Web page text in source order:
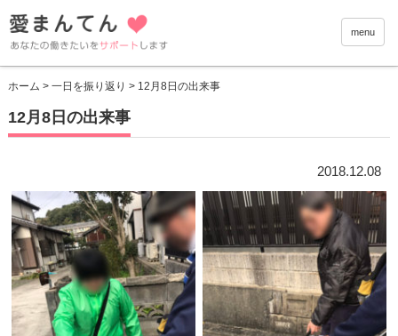
愛まん
menu
ホーム > 一日を振り返り > 12月8日の出来事
12月8日の出来事
2018.12.08